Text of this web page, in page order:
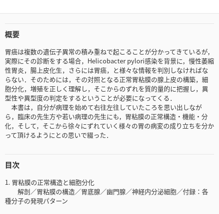
概要
胃癌は複数の遺伝子異常の積み重ねで起こることが分かってきているが，
実際にその診断をする場合，Helicobacter pylori感染を背景に，慢性萎縮
性胃炎，腸上皮化生，さらには胃癌，と様々な情報を判別しなければな
らない．そのためには，その対照となる正常胃粘膜の腺上皮の構築，細
胞分化，増殖を正しく理解し，そこからのずれを質的量的に把握し，異
型性や異型度の判定をするということが必要になってくる．
本書は，自分が病理を始めて右往左往していたころを思い出しなが
ら，臨床の先生方や若い病理の先生にも，胃粘膜の正常構造・機能・分
化，そして，そこから徐々にずれていく様々の胃の病変の成り立ちを分か
って頂けるようにとの思いで綴った．
目次
1. 胃粘膜の正常構造と細胞分化
解剖／胃粘膜の構造／胃底腺／幽門腺／神経内分泌細胞／付録：各
種分子の発現パターン